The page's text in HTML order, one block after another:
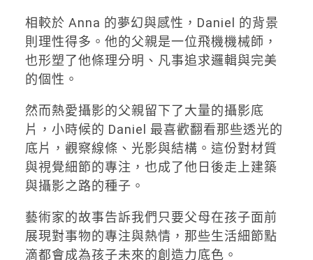
相較於 Anna 的夢幻與感性，Daniel 的背景
則理性得多。他的父親是一位飛機機械師，
也形塑了他條理分明、凡事追求邏輯與完美
的個性。
然而熱愛攝影的父親留下了大量的攝影底
片，小時候的 Daniel 最喜歡翻看那些透光的
底片，觀察線條、光影與結構。這份對材質
與視覺細節的專注，也成了他日後走上建築
與攝影之路的種子。
藝術家的故事告訴我們只要父母在孩子面前
展現對事物的專注與熱情，那些生活細節點
滴都會成為孩子未來的創造力底色。